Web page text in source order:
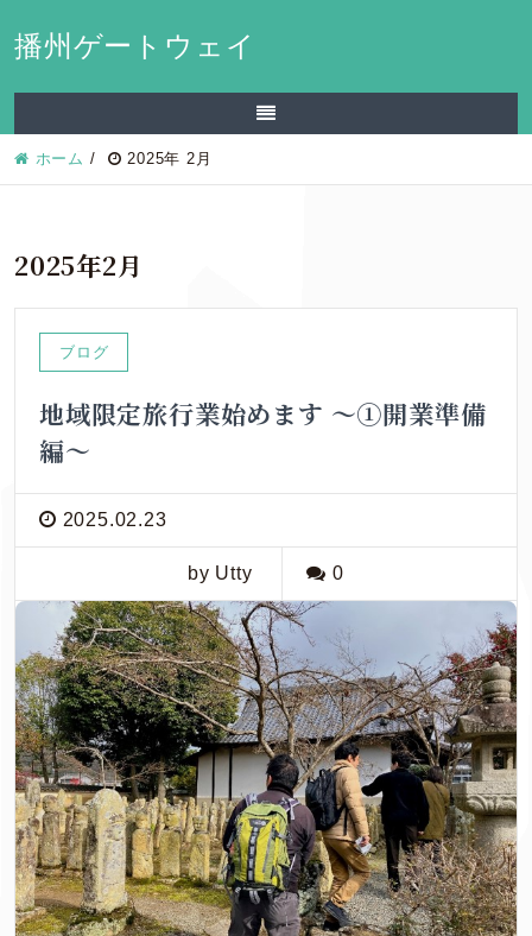
播州ゲートウェイ
ホーム / 2025年 2月
2025年2月
ブログ
地域限定旅行業始めます ～①開業準備
編～
2025.02.23
by Utty 0